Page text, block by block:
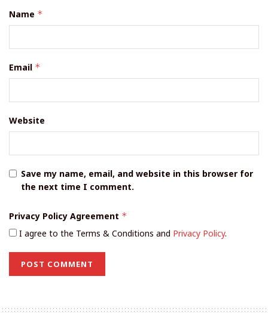
Name *
Email *
Website
Save my name, email, and website in this browser for
the next time I comment.
Privacy Policy Agreement *
I agree to the Terms & Conditions and Privacy Policy.